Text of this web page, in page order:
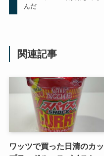
んだ
関連記事
ワッツで買った日清のカッ